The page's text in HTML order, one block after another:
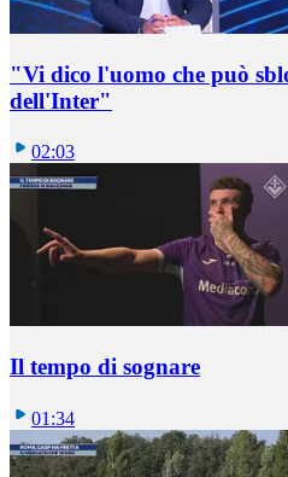
"Vi dico l'uomo che può
dell'Inter"
02:03
Il tempo di sognare
01:34